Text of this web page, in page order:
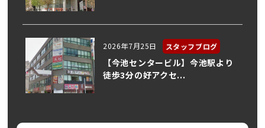
2026年7月25日 スタッフブログ
【今池センタービル】今池駅より
徒歩3分の好アクセ...